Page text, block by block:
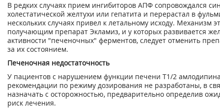
В редких случаях прием ингибиторов АПФ сопровождался
холестатической желтухи или гепатита и перерастал в
нескольких случаях привел к летальному исходу. Механизм
получающим препарат Экламиз, и у которых развивается
активности "печеночных" ферментов, следует отменить
за их состоянием.
Печеночная недостаточность
У пациентов с нарушением функции печени T1/2
рекомендации по режиму дозирования не разработаны, в
назначать с осторожностью, предварительно определив
риск лечения.